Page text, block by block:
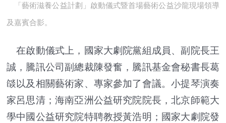
「藝術滋養公益計劃」啟動儀式暨首場藝術公益沙龍現場領導
及嘉賓合影。
在啟動儀式上，國家大劇院黨組成員、副院長王
誠，騰訊公司副總裁陳發奮，騰訊基金會秘書長葛
燄以及相關藝術家、專家參加了會議。小提琴演奏
家呂思清；海南亞洲公益研究院院長，北京師範大
學中國公益研究院特聘教授黃浩明；國家大劇院發